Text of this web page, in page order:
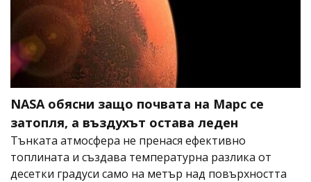
NASA обясни защо почвата на Марс се
затопля, а въздухът остава леден
Тънката атмосфера не пренася ефективно
топлината и създава температурна разлика от
десетки градуси само на метър над повърхността